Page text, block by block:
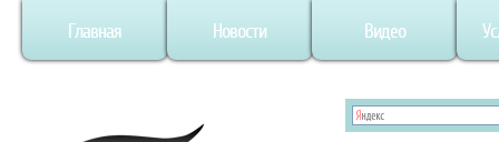
Главная Новости Видео